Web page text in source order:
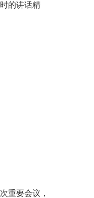
的讲话精
重要会议，